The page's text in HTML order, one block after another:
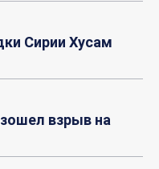
Сирии Хусам
взрыв на